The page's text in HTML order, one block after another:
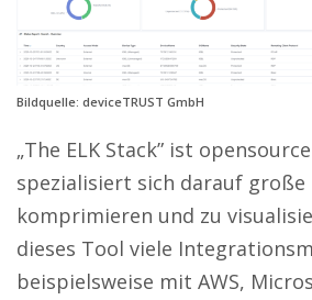
Bildquelle: deviceTRUST GmbH
„The ELK Stack” ist
spezialisiert sich darauf große
komprimieren und zu
dieses Tool viele
beispielsweise mit AWS,